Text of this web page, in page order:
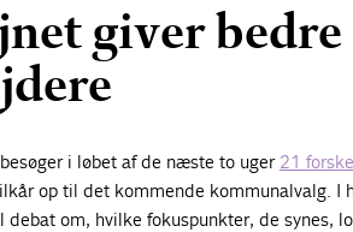
giver bedre
i løbet af de næste to uger 21
op til det kommende kommunalvalg. I
om, hvilke fokuspunkter, de synes,